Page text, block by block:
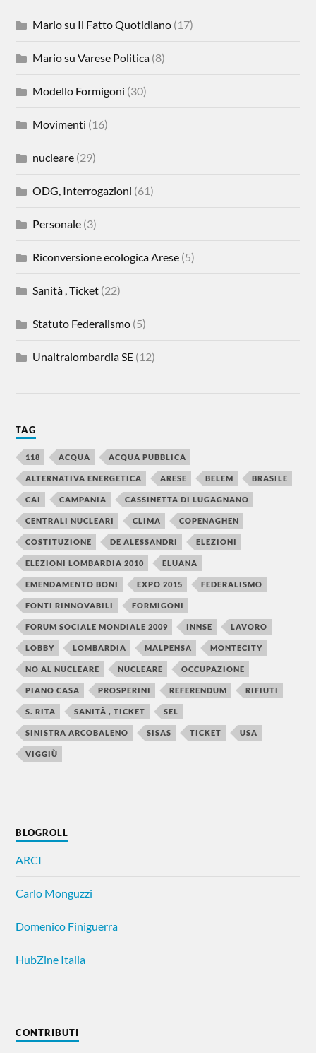
Mario su Il Fatto Quotidiano (17)
Mario su Varese Politica (8)
Modello Formigoni (30)
Movimenti (16)
nucleare (29)
ODG, Interrogazioni (61)
Personale (3)
Riconversione ecologica Arese (5)
Sanità , Ticket (22)
Statuto Federalismo (5)
Unaltralombardia SE (12)
TAG
118 ACQUA ACQUA PUBBLICA
ALTERNATIVA ENERGETICA ARESE BELEM BRASILE
CAI CAMPANIA CASSINETTA DI LUGAGNANO
CENTRALI NUCLEARI CLIMA COPENAGHEN
COSTITUZIONE DE ALESSANDRI ELEZIONI
ELEZIONI LOMBARDIA 2010 ELUANA
EMENDAMENTO BONI EXPO 2015 FEDERALISMO
FONTI RINNOVABILI FORMIGONI
FORUM SOCIALE MONDIALE 2009 INNSE LAVORO
LOBBY LOMBARDIA MALPENSA MONTECITY
NO AL NUCLEARE NUCLEARE OCCUPAZIONE
PIANO CASA PROSPERINI REFERENDUM RIFIUTI
S. RITA SANITÀ , TICKET SEL
SINISTRA ARCOBALENO SISAS TICKET USA
VIGGIÙ
BLOGROLL
ARCI
Carlo Monguzzi
Domenico Finiguerra
HubZine Italia
CONTRIBUTI